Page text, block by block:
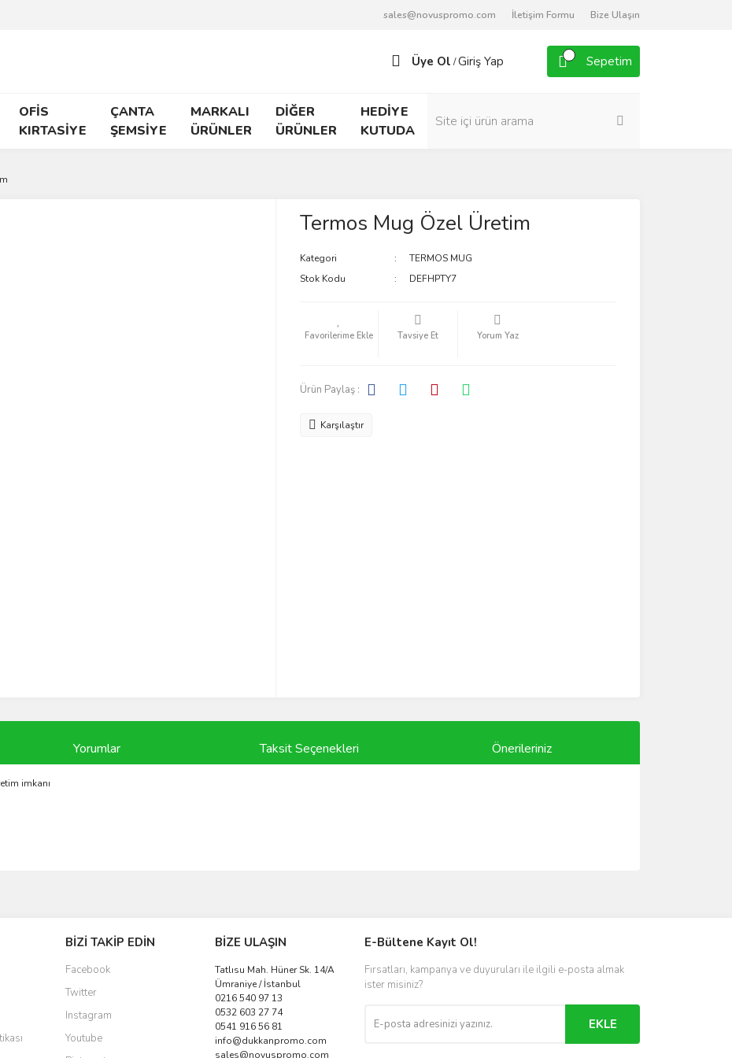
sales@novuspromo.com İletişim Formu Bize Ulaşın
Üye Ol /Giriş Yap Sepetim
OFİS
KIRTASİYE
ÇANTA
ŞEMSİYE
MARKALI
ÜRÜNLER
DİĞER
ÜRÜNLER
HEDİYE
KUTUDA
Termos Mug Özel Üretim
Kategori
TERMOS MUG
Stok Kodu
DEFHPTY7
Tavsiye Et Yorum Yaz
Ürün Paylaş :
Karşılaştır
Yorumlar Taksit Seçenekleri Önerileriniz
imkanı
BİZİ TAKİP EDİN
Facebook
Twitter
Instagram
Youtube
BİZE ULAŞIN
Tatlısu Mah. Hüner Sk. 14/A
Ümraniye / İstanbul
0216 540 97 13
0532 603 27 74
0541 916 56 81
info@dukkanpromo.com
sales@novuspromo.com
E-Bültene Kayıt Ol!
Fırsatları, kampanya ve duyuruları ile ilgili e-posta almak
ister misiniz?
EKLE